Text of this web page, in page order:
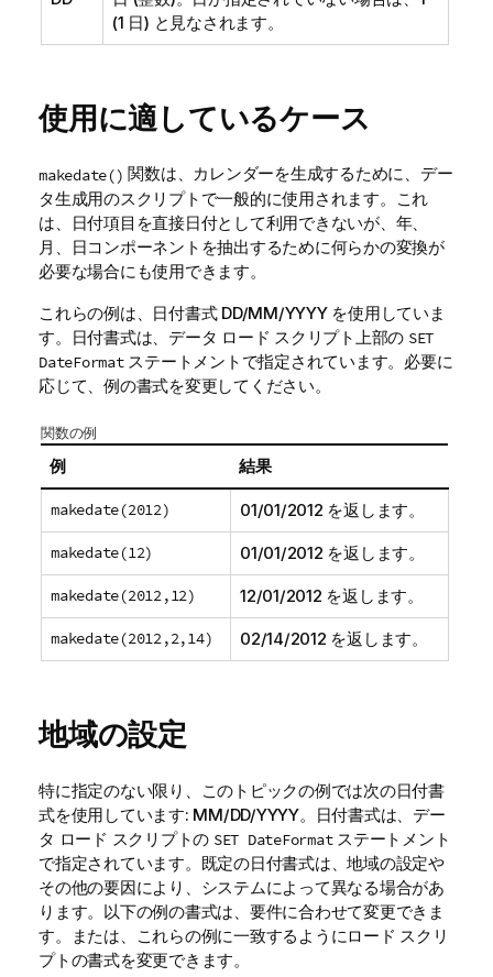
(1 日) と見なされます。
使用に適しているケース
makedate() 関数は、カレンダーを生成するために、デー
タ生成用のスクリプトで一般的に使用されます。これ
は、日付項目を直接日付として利用できないが、年、
月、日コンポーネントを抽出するために何らかの変換が
必要な場合にも使用できます。
これらの例は、日付書式 DD/MM/YYYY を使用していま
す。日付書式は、データ ロード スクリプト上部の SET
DateFormatステートメントで指定されています。必要に
応じて、例の書式を変更してください。
関数の例
例 結果
makedate(2012) 01/01/2012 を返します。
makedate(12) 01/01/2012 を返します。
makedate(2012,12) 12/01/2012 を返します。
makedate(2012,2,14) 02/14/2012 を返します。
地域の設定
特に指定のない限り、このトピックの例では次の日付書
式を使用しています: MM/DD/YYYY。日付書式は、デー
タ ロード スクリプトの SET DateFormatステートメント
で指定されています。既定の日付書式は、地域の設定や
その他の要因により、システムによって異なる場合があ
ります。以下の例の書式は、要件に合わせて変更できま
す。または、これらの例に一致するようにロード スクリ
プトの書式を変更できます。